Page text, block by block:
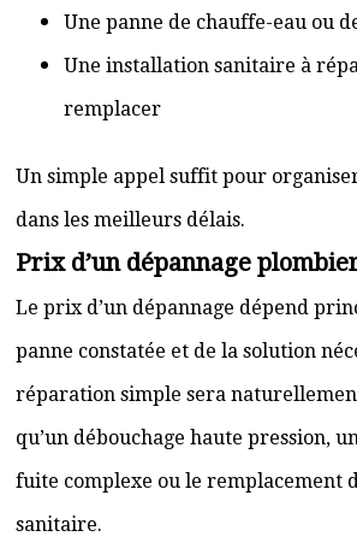
Une panne de chauffe-eau ou
Une installation sanitaire à
remplacer
Un simple appel suffit pour
dans les meilleurs délais.
Prix d’un dépannage
Le prix d’un dépannage dépend
panne constatée et de la solution
réparation simple sera
qu’un débouchage haute pression,
fuite complexe ou le remplacement
sanitaire.